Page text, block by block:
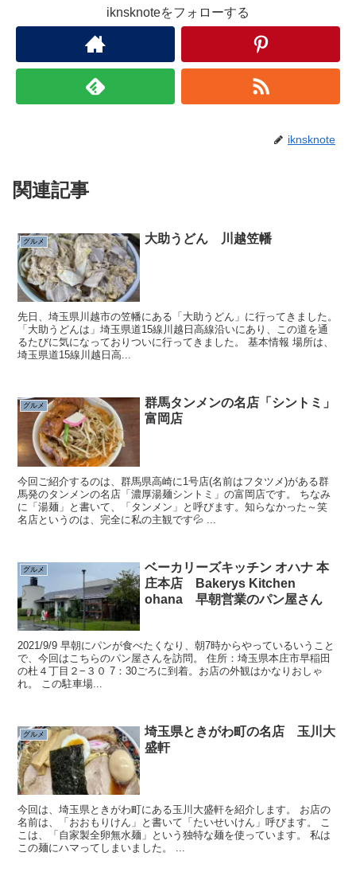
iknsknoteをフォローする
iknsknote
関連記事
グルメ 大助うどん 川越笠幡
先日、埼玉県川越市の笠幡にある「大助うどん」に行ってきました。
「大助うどんは」埼玉県道15線川越日高線沿いにあり、この道を通
るたびに気になっておりついに行ってきました。 基本情報 場所は、
埼玉県道15線川越日高...
グルメ
群馬タンメンの名店「シントミ」
富岡店
今回ご紹介するのは、群馬県高崎に1号店(名前はフタツメ)がある群
馬発のタンメンの名店「濃厚湯麺シントミ」の富岡店です。 ちなみ
に「湯麺」と書いて、「タンメン」と呼びます。知らなかった～笑
名店というのは、完全に私の主観です💦 ...
グルメ
ベーカリーズキッチン オハナ 本
庄本店 Bakerys Kitchen
ohana 早朝営業のパン屋さん
2021/9/9 早朝にパンが食べたくなり、朝7時からやっているいうこと
で、今回はこちらのパン屋さんを訪問。 住所：埼玉県本庄市早稲田
の杜４丁目２−３０ 7：30ごろに到着。お店の外観はかなりおしゃ
れ。 この駐車場...
グルメ
埼玉県ときがわ町の名店 玉川大
盛軒
今回は、埼玉県ときがわ町にある玉川大盛軒を紹介します。 お店の
名前は、「おおもりけん」と書いて「たいせいけん」呼びます。 こ
こは、「自家製全卵無水麺」という独特な麺を使っています。 私は
この麺にハマってしまいました。 ...